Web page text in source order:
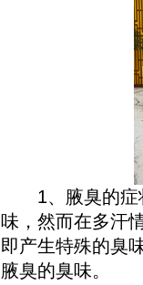
1、腋臭的症状
味，然而在多汗
即产生特殊的臭
腋臭的臭味。